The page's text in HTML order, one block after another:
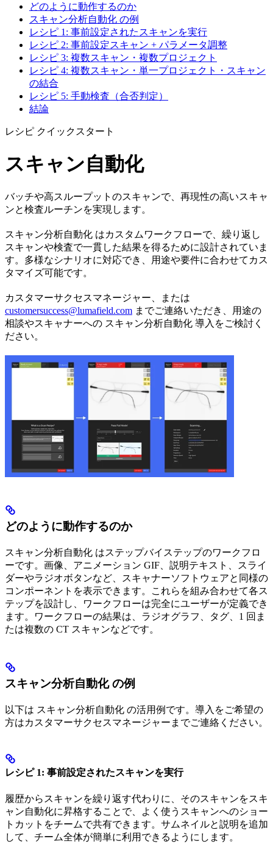
どのように動作するのか
スキャン分析自動化 の例
レシピ 1: 事前設定されたスキャンを実行
レシピ 2: 事前設定スキャン + パラメータ調整
レシピ 3: 複数スキャン・複数プロジェクト
レシピ 4: 複数スキャン・単一プロジェクト・スキャン
の結合
レシピ 5: 手動検査（合否判定）
結論
レシピ クイックスタート
スキャン自動化
バッチや高スループットのスキャンで、再現性の高いスキャ
ンと検査ルーチンを実現します。
スキャン分析自動化 はカスタムワークフローで、繰り返し
スキャンや検査で一貫した結果を得るために設計されていま
す。多様なシナリオに対応でき、用途や要件に合わせてカス
タマイズ可能です。
カスタマーサクセスマネージャー、または
customersuccess@lumafield.com までご連絡いただき、用途の
相談やスキャナーへの スキャン分析自動化 導入をご検討く
ださい。
どのように動作するのか
スキャン分析自動化 はステップバイステップのワークフロ
ーです。画像、アニメーション GIF、説明テキスト、スライ
ダーやラジオボタンなど、スキャナーソフトウェアと同様の
コンポーネントを表示できます。これらを組み合わせて各ス
テップを設計し、ワークフローは完全にユーザーが定義でき
ます。ワークフローの結果は、ラジオグラフ、タグ、1 回ま
たは複数の CT スキャンなどです。
スキャン分析自動化 の例
以下は スキャン分析自動化 の活用例です。導入をご希望の
方はカスタマーサクセスマネージャーまでご連絡ください。
レシピ 1: 事前設定されたスキャンを実行
履歴からスキャンを繰り返す代わりに、そのスキャンをスキ
ャン自動化に昇格することで、よく使うスキャンへのショー
トカットをチームで共有できます。サムネイルと説明を追加
して、チーム全体が簡単に利用できるようにします。